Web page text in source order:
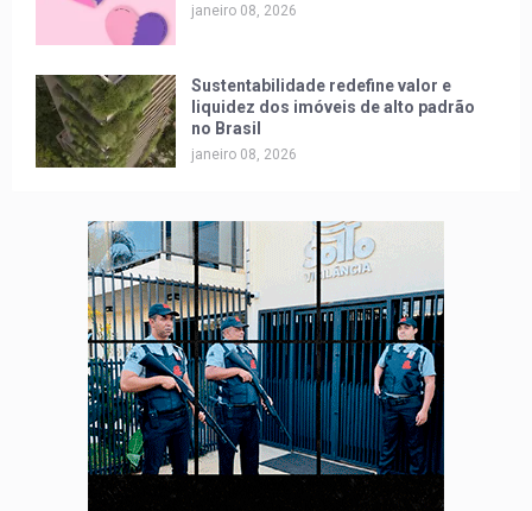
janeiro 08, 2026
Sustentabilidade redefine valor e
liquidez dos imóveis de alto padrão
no Brasil
janeiro 08, 2026